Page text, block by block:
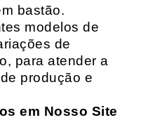
bastão.
modelos de
de
para atender a
produção e
em Nosso Site